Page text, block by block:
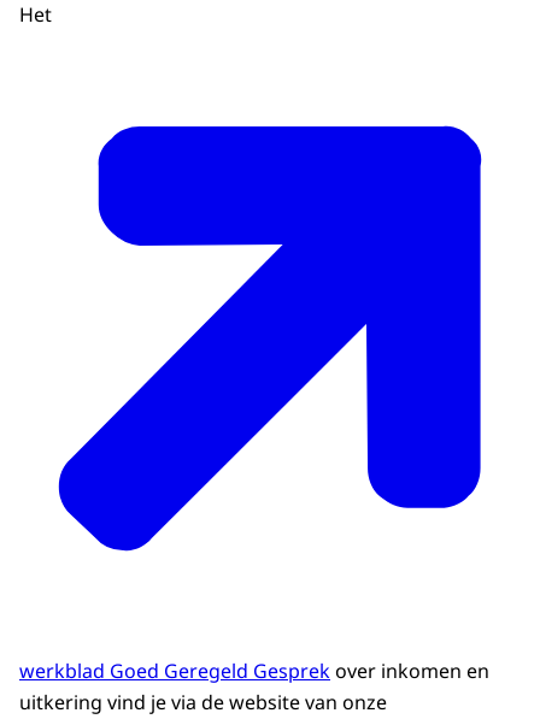
Het
werkblad Goed Geregeld Gesprekover inkomen en
uitkering vind je via de website van onze